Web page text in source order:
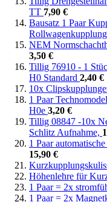
TT 7,90 €
Bausatz 1 Paar
NEM
3,50 €
Tillig 76910 - 1
H0 Standard 2,40 €
10x
1 Paar
H0e 3,20 €
Tillig 08847 -10x
Schlitz Aufnahme,
1 Paar
15,90 €
Höhenlehre für
1 Paar = 2x
1 Paar = 2x